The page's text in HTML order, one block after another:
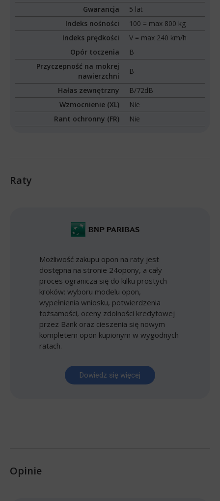
Gwarancja
5 lat
Indeks nośności
100 = max 800 kg
Indeks prędkości
V = max 240 km/h
Opór toczenia
B
Przyczepność na mokrej
nawierzchni
B
Hałas zewnętrzny
B/72dB
Wzmocnienie (XL)
Nie
Rant ochronny (FR)
Nie
Raty
Możliwość zakupu opon na raty jest
dostępna na stronie 24opony, a cały
proces ogranicza się do kilku prostych
kroków: wyboru modelu opon,
wypełnienia wniosku, potwierdzenia
tożsamości, oceny zdolności kredytowej
przez Bank oraz cieszenia się nowym
kompletem opon kupionym w wygodnych
ratach.
Dowiedz się więcej
Opinie